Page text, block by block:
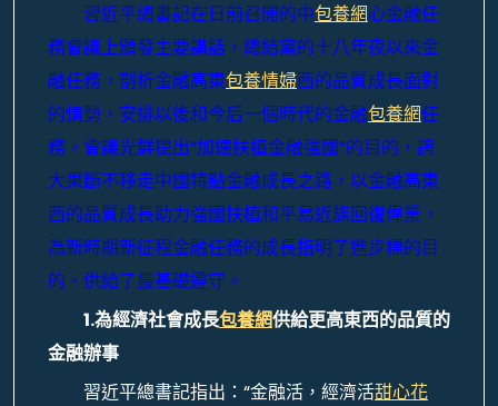
習近平總書記在日前召開的中包養網心金融任
務會議上頒發主要講話，總結黨的十八年夜以來金
融任務，剖析金融高東包養情婦西的品質成長面對
的情勢，安排以後和今后一個時代的金融包養網任
務。會議光鮮提出“加速扶植金融強國”的目的，誇
大果斷不移走中國特點金融成長之路，以金融高東
西的品質成長助力強國扶植和平易近族回復偉業，
為新時期新征程金融任務的成長指明了進步標的目
的、供給了最基礎遵守。
1.為經濟社會成長包養網供給更高東西的品質的
金融辦事
習近平總書記指出：“金融活，經濟活甜心花